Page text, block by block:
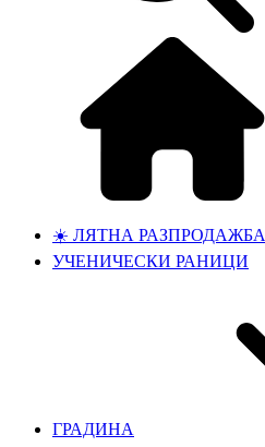
☀️ ЛЯТНА РАЗПРОДАЖБА
УЧЕНИЧЕСКИ РАНИЦИ
ГРАДИНА